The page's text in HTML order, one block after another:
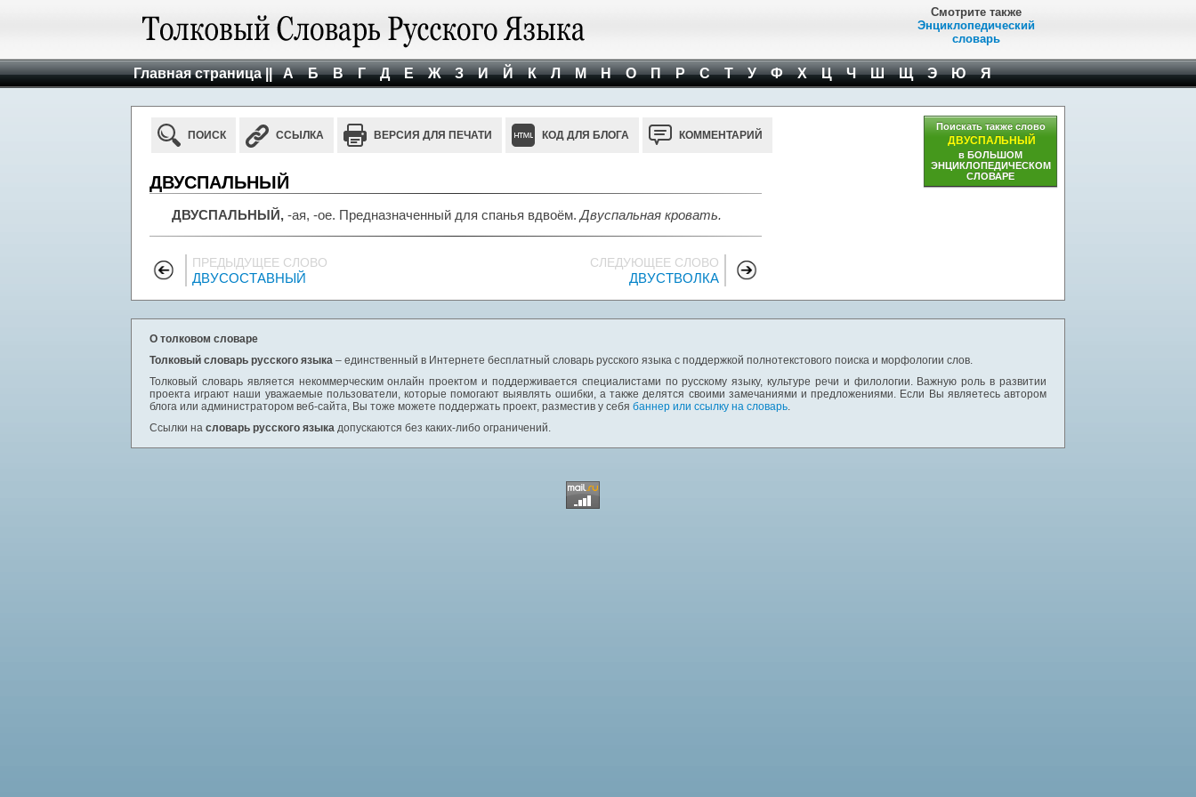
Смотрите также
Энциклопедический
словарь
Главная страница || А Б В Г Д Е Ж З И Й К Л М Н О П Р С Т У Ф Х Ц Ч Ш Щ Э Ю Я
ПОИСК ССЫЛКА ВЕРСИЯ ДЛЯ ПЕЧАТИ КОД ДЛЯ БЛОГА КОММЕНТАРИЙ
ДВУСПАЛЬНЫЙ
ДВУСПАЛЬНЫЙ, -ая, -ое. Предназначенный для спанья вдвоём. Двуспальная кровать.
ПРЕДЫДУЩЕЕ СЛОВО
ДВУСОСТАВНЫЙ
СЛЕДУЮЩЕЕ СЛОВО
ДВУСТВОЛКА
Поискать также слово
ДВУСПАЛЬНЫЙ
в БОЛЬШОМ
ЭНЦИКЛОПЕДИЧЕСКОМ
СЛОВАРЕ
О толковом словаре
Толковый словарь русского языка – единственный в Интернете бесплатный словарь русского языка с поддержкой полнотекстового поиска и морфологии слов.
Толковый словарь является некоммерческим онлайн проектом и поддерживается специалистами по русскому языку, культуре речи и филологии. Важную роль в развитии
проекта играют наши уважаемые пользователи, которые помогают выявлять ошибки, а также делятся своими замечаниями и предложениями. Если Вы являетесь автором
блога или администратором веб-сайта, Вы тоже можете поддержать проект, разместив у себя баннер или ссылку на словарь.
Ссылки на словарь русского языка допускаются без каких-либо ограничений.